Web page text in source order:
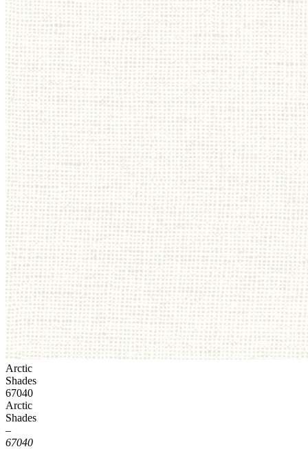
Arctic
Shades
67040
Arctic
Shades
–
67040